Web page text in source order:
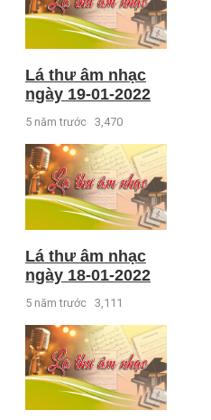
Lá thư âm nhạc
ngày 19-01-2022
5 năm trước 3,470
Lá thư âm nhạc
ngày 18-01-2022
5 năm trước 3,111